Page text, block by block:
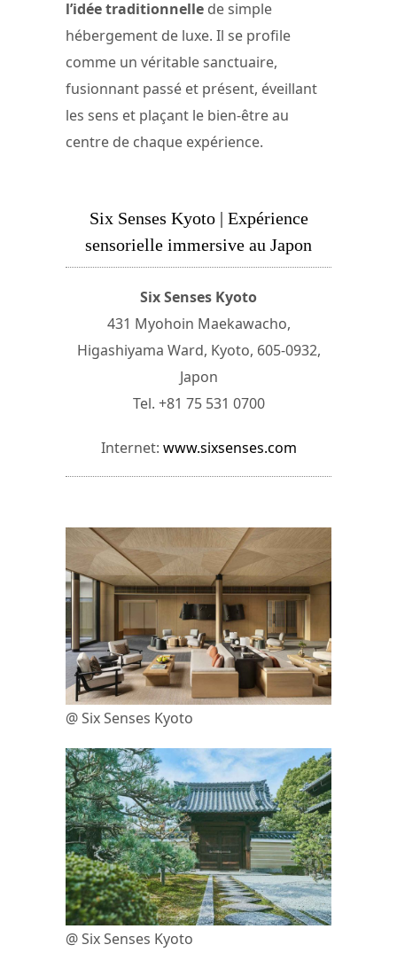
l’idée traditionnelle de simple
hébergement de luxe. Il se profile
comme un véritable sanctuaire,
fusionnant passé et présent, éveillant
les sens et plaçant le bien-être au
centre de chaque expérience.
Six Senses Kyoto | Expérience
sensorielle immersive au Japon
Six Senses Kyoto
431 Myohoin Maekawacho,
Higashiyama Ward, Kyoto, 605-0932,
Japon
Tel. +81 75 531 0700
Internet: www.sixsenses.com
@ Six Senses Kyoto
@ Six Senses Kyoto